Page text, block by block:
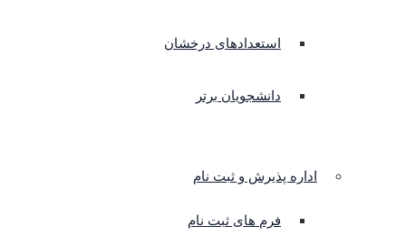
استعدادهای درخشان
دانشجویان برتر
اداره پذیرش و ثبت نام
فرم های ثبت نام